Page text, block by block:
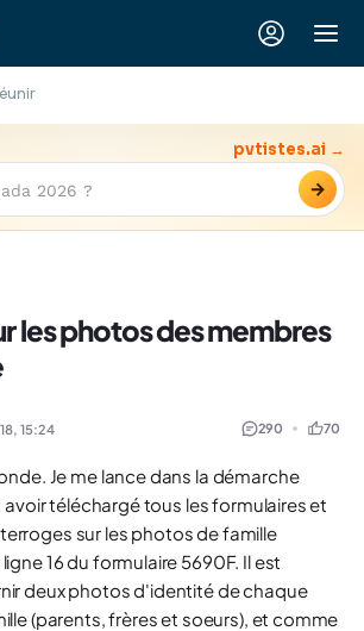
→
pvtistes.ai →
les photos des membres
15:24 290 70
Je me lance dans la démarche
téléchargé tous les formulaires et
sur les photos de famille
16 du formulaire 5690F. Il est
deux photos d'identité de chaque
(parents, frères et soeurs), et comme